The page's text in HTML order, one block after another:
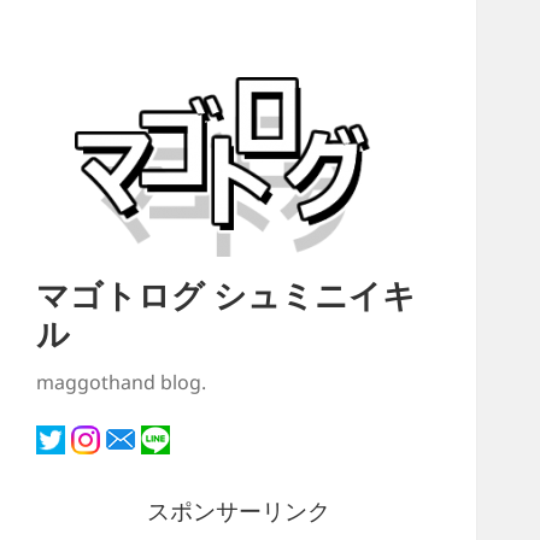
マゴトログ シュミニイキ
ル
maggothand blog.
スポンサーリンク